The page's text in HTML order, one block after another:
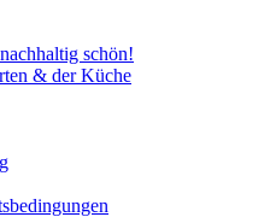
schön!
& der Küche